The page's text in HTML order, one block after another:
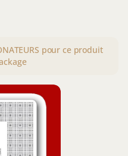
pour ce produit